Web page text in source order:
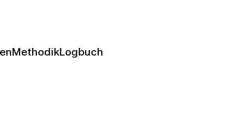
MethodikLogbuch